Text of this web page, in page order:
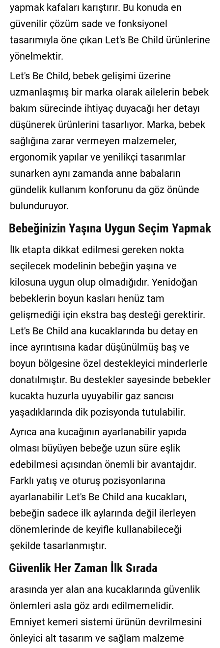
yapmak kafaları karıştırır. Bu konuda en
güvenilir çözüm sade ve fonksiyonel
tasarımıyla öne çıkan Let's Be Child ürünlerine
yönelmektir.
Let's Be Child, bebek gelişimi üzerine
uzmanlaşmış bir marka olarak ailelerin bebek
bakım sürecinde ihtiyaç duyacağı her detayı
düşünerek ürünlerini tasarlıyor. Marka, bebek
sağlığına zarar vermeyen malzemeler,
ergonomik yapılar ve yenilikçi tasarımlar
sunarken aynı zamanda anne babaların
gündelik kullanım konforunu da göz önünde
bulunduruyor.
Bebeğinizin Yaşına Uygun Seçim Yapmak
İlk etapta dikkat edilmesi gereken nokta
seçilecek modelinin bebeğin yaşına ve
kilosuna uygun olup olmadığıdır. Yenidoğan
bebeklerin boyun kasları henüz tam
gelişmediği için ekstra baş desteği gerektirir.
Let's Be Child ana kucaklarında bu detay en
ince ayrıntısına kadar düşünülmüş baş ve
boyun bölgesine özel destekleyici minderlerle
donatılmıştır. Bu destekler sayesinde bebekler
kucakta huzurla uyuyabilir gaz sancısı
yaşadıklarında dik pozisyonda tutulabilir.
Ayrıca ana kucağının ayarlanabilir yapıda
olması büyüyen bebeğe uzun süre eşlik
edebilmesi açısından önemli bir avantajdır.
Farklı yatış ve oturuş pozisyonlarına
ayarlanabilir Let's Be Child ana kucakları,
bebeğin sadece ilk aylarında değil ilerleyen
dönemlerinde de keyifle kullanabileceği
şekilde tasarlanmıştır.
Güvenlik Her Zaman İlk Sırada
arasında yer alan ana kucaklarında güvenlik
önlemleri asla göz ardı edilmemelidir.
Emniyet kemeri sistemi ürünün devrilmesini
önleyici alt tasarım ve sağlam malzeme